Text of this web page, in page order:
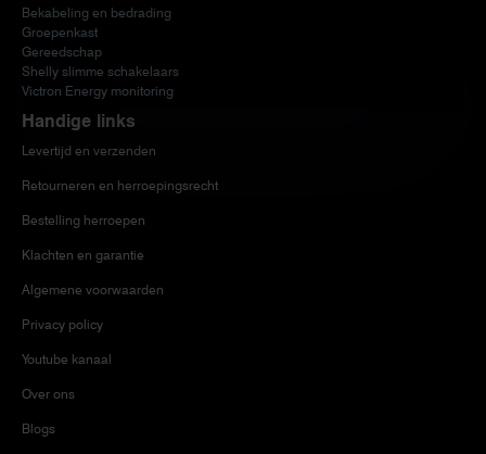
Bekabeling en bedrading
Groepenkast
Gereedschap
Shelly slimme schakelaars
Victron Energy monitoring
Handige links
Levertijd en verzenden
Retourneren en herroepingsrecht
Bestelling herroepen
Klachten en garantie
Algemene voorwaarden
Privacy policy
Youtube kanaal
Over ons
Blogs